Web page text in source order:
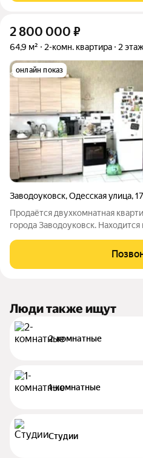
2 800 000 ₽
64,9 м² 2-комн. квартира 2
онлайн показ
Заводоуковск,Одесская улица,17
Продаётся двухкомнатная
города Заводоуковск.
перепланировок, готова к
Люди также ищут
2-комнатные
1-комнатные
Студии